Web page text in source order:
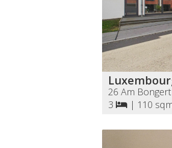
26 Am Bongert
3
| 110